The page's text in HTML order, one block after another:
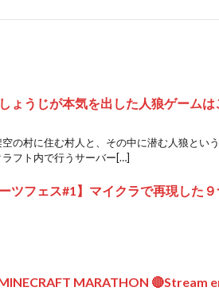
ょうじが本気を出した人狼ゲーム
の村に住む村人と、その中に潜む人狼とい
フト内で行うサーバー[…]
ツフェス#1】マイクラで再現した
MARATHON